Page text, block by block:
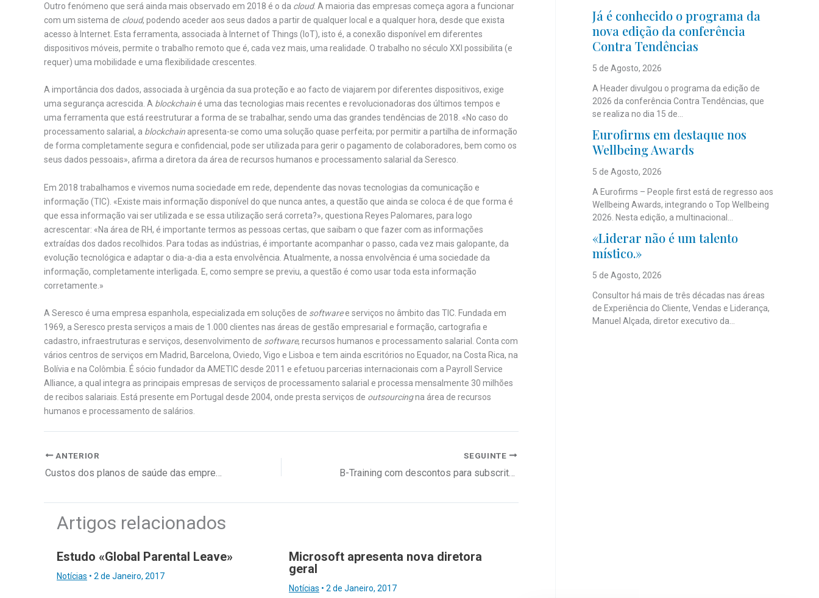
Outro fenómeno que será ainda mais observado em 2018 é o da cloud. A maioria das empresas começa agora a funcionar
com um sistema de cloud, podendo aceder aos seus dados a partir de qualquer local e a qualquer hora, desde que exista
acesso à Internet. Esta ferramenta, associada à Internet of Things (IoT), isto é, a conexão disponível em diferentes
dispositivos móveis, permite o trabalho remoto que é, cada vez mais, uma realidade. O trabalho no século XXI possibilita (e
requer) uma mobilidade e uma flexibilidade crescentes.
A importância dos dados, associada à urgência da sua proteção e ao facto de viajarem por diferentes dispositivos, exige
uma segurança acrescida. A blockchain é uma das tecnologias mais recentes e revolucionadoras dos últimos tempos e
uma ferramenta que está reestruturar a forma de se trabalhar, sendo uma das grandes tendências de 2018. «No caso do
processamento salarial, a blockchain apresenta-se como uma solução quase perfeita; por permitir a partilha de informação
de forma completamente segura e confidencial, pode ser utilizada para gerir o pagamento de colaboradores, bem como os
seus dados pessoais», afirma a diretora da área de recursos humanos e processamento salarial da Seresco.
Em 2018 trabalhamos e vivemos numa sociedade em rede, dependente das novas tecnologias da comunicação e
informação (TIC). «Existe mais informação disponível do que nunca antes, a questão que ainda se coloca é de que forma é
que essa informação vai ser utilizada e se essa utilização será correta?», questiona Reyes Palomares, para logo
acrescentar: «Na área de RH, é importante termos as pessoas certas, que saibam o que fazer com as informações
extraídas dos dados recolhidos. Para todas as indústrias, é importante acompanhar o passo, cada vez mais galopante, da
evolução tecnológica e adaptar o dia-a-dia a esta envolvência. Atualmente, a nossa envolvência é uma sociedade da
informação, completamente interligada. E, como sempre se previu, a questão é como usar toda esta informação
corretamente.»
A Seresco é uma empresa espanhola, especializada em soluções de softwaree serviços no âmbito das TIC. Fundada em
1969, a Seresco presta serviços a mais de 1.000 clientes nas áreas de gestão empresarial e formação, cartografia e
cadastro, infraestruturas e serviços, desenvolvimento de software, recursos humanos e processamento salarial. Conta com
vários centros de serviços em Madrid, Barcelona, Oviedo, Vigo e Lisboa e tem ainda escritórios no Equador, na Costa Rica, na
Bolívia e na Colômbia. É sócio fundador da AMETIC desde 2011 e efetuou parcerias interna­cionais com a Payroll Service
Alliance, a qual integra as principais em­presas de serviços de processamento salarial e processa mensalmente 30 milhões
de recibos salariais. Está presente em Portugal desde 2004, onde presta serviços de outsourcingna área de recursos
humanos e processamento de salários.
ANTERIOR SEGUINTE
Artigos relacionados
Estudo «Global Parental Leave»
Notícias • 2 de Janeiro, 2017
Microsoft apresenta nova diretora
geral
Notícias • 2 de Janeiro, 2017
Já é conhecido o programa da
nova edição da conferência
Contra Tendências
5 de Agosto, 2026
A Header divulgou o programa da edição de
2026 da conferência Contra Tendências, que
se realiza no dia 15 de...
Eurofirms em destaque nos
Wellbeing Awards
5 de Agosto, 2026
A Eurofirms – People first está de regresso aos
Wellbeing Awards, integrando o Top Wellbeing
2026. Nesta edição, a multinacional...
«Liderar não é um talento
místico.»
5 de Agosto, 2026
Consultor há mais de três décadas nas áreas
de Experiência do Cliente, Vendas e Liderança,
Manuel Alçada, diretor executivo da...